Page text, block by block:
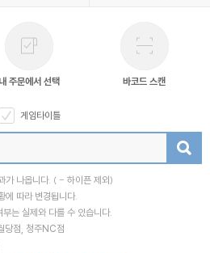
내 주문에서 선택 바코드 스캔
게임타이틀
가 나옵니다. ( - 하이픈 제외)
에 따라 변경됩니다.
는 실제와 다를 수 있습니다.
당점, 청주NC점